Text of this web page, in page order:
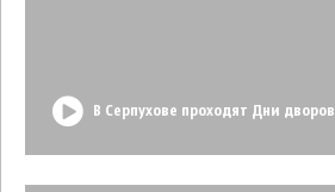
В Серпухове проходят Дни дворов